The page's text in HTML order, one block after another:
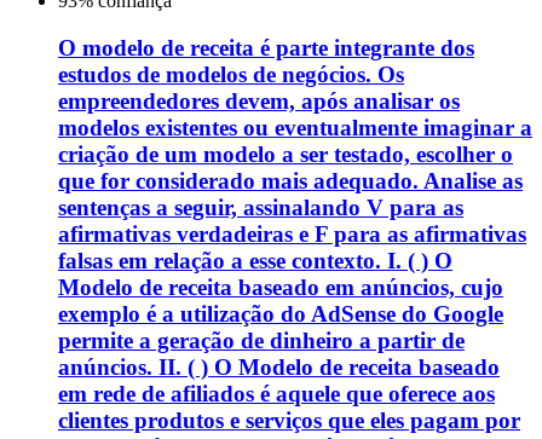
O modelo de receita é parte integrante dos
estudos de modelos de negócios. Os
empreendedores devem, após analisar os
modelos existentes ou eventualmente imaginar a
criação de um modelo a ser testado, escolher o
que for considerado mais adequado. Analise as
sentenças a seguir, assinalando V para as
afirmativas verdadeiras e F para as afirmativas
falsas em relação a esse contexto. I. ( ) O
Modelo de receita baseado em anúncios, cujo
exemplo é a utilização do AdSense do Google
permite a geração de dinheiro a partir de
anúncios. II. ( ) O Modelo de receita baseado
em rede de afiliados é aquele que oferece aos
clientes produtos e serviços que eles pagam por